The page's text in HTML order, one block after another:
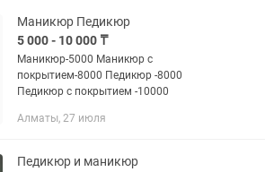
оплата...
Маникюр Педикюр
5 000 - 10 000 ₸
Маникюр-5000 Маникюр с
покрытием-8000 Педикюр -8000
Педикюр с покрытием -10000
Алматы, 27 июля
Педикюр и маникюр